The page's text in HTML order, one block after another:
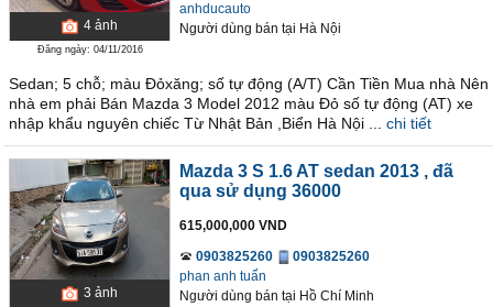
4 ảnh
Đăng ngày: 04/11/2016
anhducauto
Người dùng bán tại Hà Nội
Sedan; 5 chỗ; màu Đỏxăng; số tự động (A/T) Cần Tiền Mua nhà Nên
nhà em phải Bán Mazda 3 Model 2012 màu Đỏ số tự động (AT) xe
nhập khẩu nguyên chiếc Từ Nhật Bản ,Biển Hà Nội ...
chi tiết
3 ảnh
Mazda 3 S 1.6 AT sedan 2013 , đã
qua sử dụng 36000
615,000,000 VND
0903825260
0903825260
phan anh tuấn
Người dùng bán tại Hồ Chí Minh